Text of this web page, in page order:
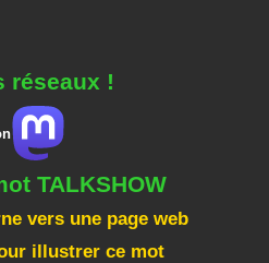
réseaux !
TALKSHOW
vers une page web
illustrer ce mot